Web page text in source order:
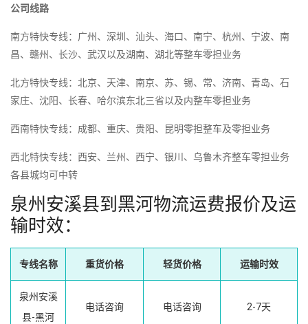
公司线路
南方特快专线：广州、深圳、汕头、海口、南宁、杭州、宁波、南
昌、赣州、长沙、武汉以及湖南、湖北等整车零担业务
北方特快专线：北京、天津、南京、苏、锡、常、济南、青岛、石
家庄、沈阳、长春、哈尔滨东北三省以及内整车零担业务
西南特快专线：成都、重庆、贵阳、昆明零担整车及零担业务
西北特快专线：西安、兰州、西宁、银川、乌鲁木齐整车零担业务
各县城均可中转
泉州安溪县到黑河物流运费报价及运
输时效：
专线名称 重货价格 轻货价格 运输时效
泉州安溪
县-黑河
电话咨询 电话咨询 2-7天